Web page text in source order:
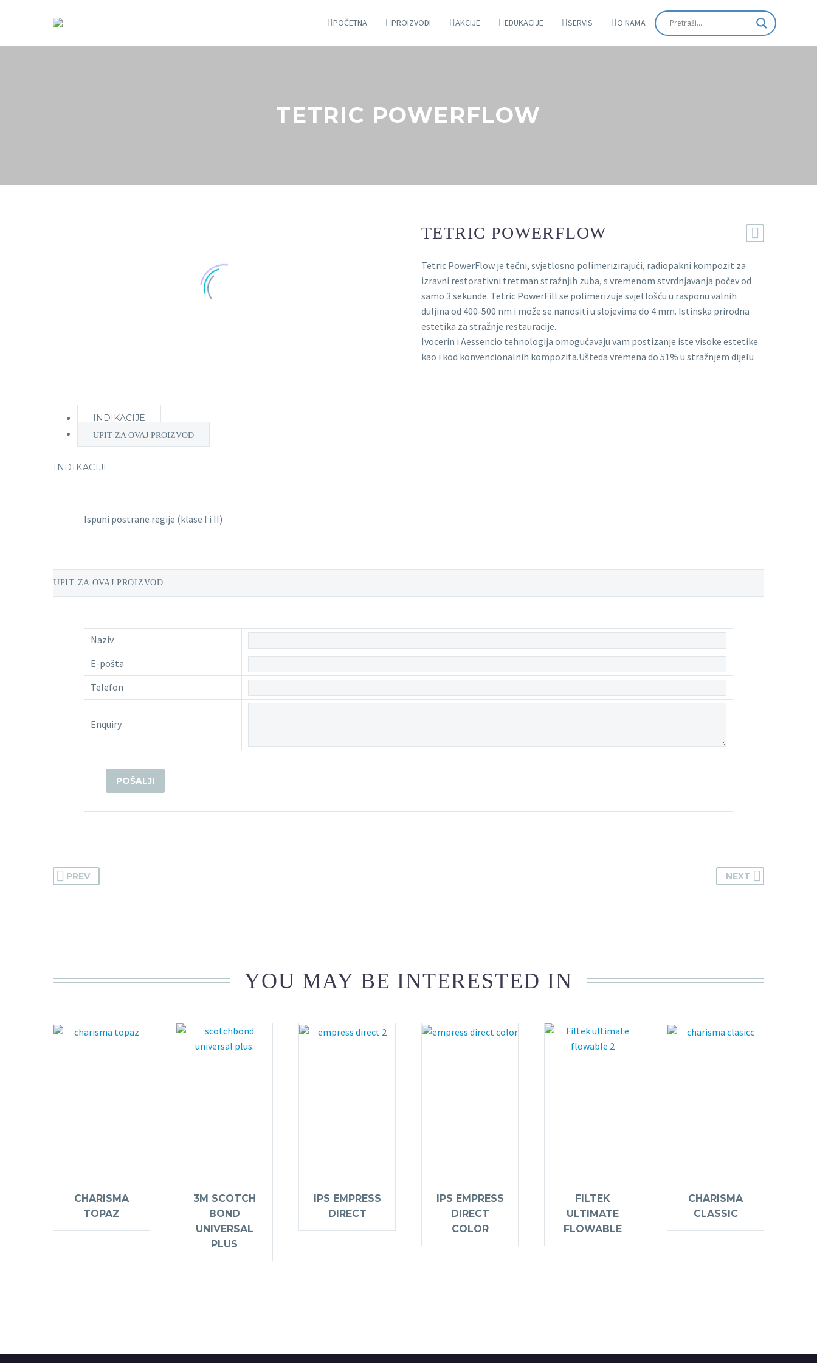
POČETNA PROIZVODI AKCIJE EDUKACIJE SERVIS O NAMA
TETRIC POWERFLOW
TETRIC POWERFLOW
Tetric PowerFlow je tečni, svjetlosno polimerizirajući, radiopakni kompozit za
izravni restorativni tretman stražnjih zuba, s vremenom stvrdnjavanja počev od
samo 3 sekunde. Tetric PowerFill se polimerizuje svjetlošću u rasponu valnih
duljina od 400-500 nm i može se nanositi u slojevima do 4 mm. Istinska prirodna
estetika za stražnje restauracije.
Ivocerin i Aessencio tehnologija omogućavaju vam postizanje iste visoke estetike
kao i kod konvencionalnih kompozita.Ušteda vremena do 51% u stražnjem dijelu
INDIKACIJE
UPIT ZA OVAJ PROIZVOD
INDIKACIJE
Ispuni postrane regije (klase I i II)
UPIT ZA OVAJ PROIZVOD
Naziv
E-pošta
Telefon
Enquiry
PREV NEXT
YOU MAY BE INTERESTED IN
CHARISMA
TOPAZ
3M SCOTCH
BOND
UNIVERSAL
PLUS
IPS EMPRESS
DIRECT
IPS EMPRESS
DIRECT
COLOR
FILTEK
ULTIMATE
FLOWABLE
CHARISMA
CLASSIC